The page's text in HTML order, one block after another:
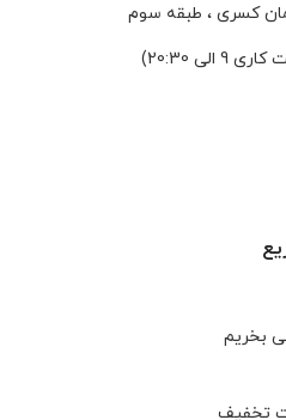
كسری ، طبقه سوم
بخریم
تخفیف